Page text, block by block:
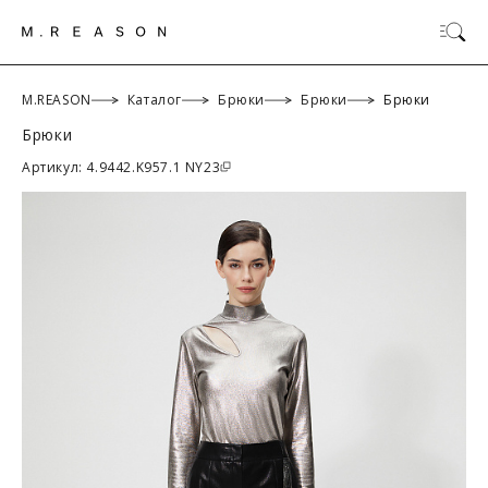
M.REASON Каталог Брюки Брюки Брюки
Брюки
Артикул: 4.9442.K957.1 NY23